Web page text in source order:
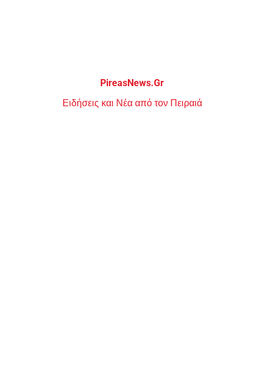
PireasNews.Gr
Ειδήσεις και Νέα από τον Πειραιά